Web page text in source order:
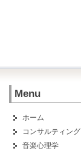
Menu
ホーム
コンサルティング
音楽心理学